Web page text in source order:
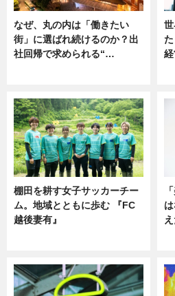
なぜ、丸の内は「働きたい
街」に選ばれ続けるのか？出
社回帰で求められる“…
棚田を耕す女子サッカーチー
ム。地域とともに歩む 『FC
越後妻有』